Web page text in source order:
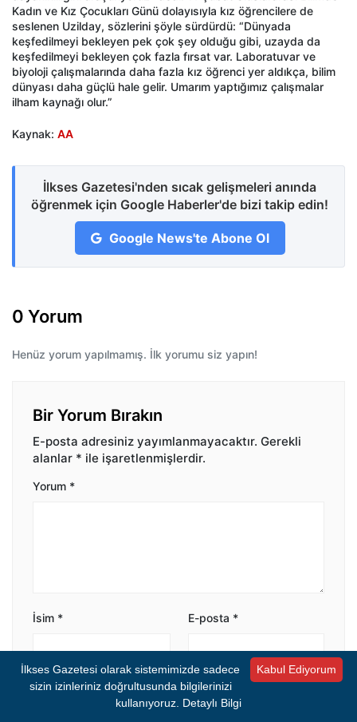
Kadın ve Kız Çocukları Günü dolayısıyla kız öğrencilere de
seslenen Uzilday, sözlerini şöyle sürdürdü: “Dünyada
keşfedilmeyi bekleyen pek çok şey olduğu gibi, uzayda da
keşfedilmeyi bekleyen çok fazla fırsat var. Laboratuvar ve
biyoloji çalışmalarında daha fazla kız öğrenci yer aldıkça, bilim
dünyası daha güçlü hale gelir. Umarım yaptığımız çalışmalar
ilham kaynağı olur.”
Kaynak: AA
İlkses Gazetesi'nden sıcak gelişmeleri anında
öğrenmek için Google Haberler'de bizi takip edin!
Google News'te Abone Ol
0 Yorum
Henüz yorum yapılmamış. İlk yorumu siz yapın!
Bir Yorum Bırakın
E-posta adresiniz yayımlanmayacaktır. Gerekli
alanlar * ile işaretlenmişlerdir.
Yorum *
İsim * E-posta *
Bir dahaki sefere yorum yaptığımda kullanılmak
üzere adımı ve e-posta adresimi bu tarayıcıya
Kabul Ediyorum
İlkses Gazetesi olarak sistemimizde sadece
sizin izinleriniz doğrultusunda bilgilerinizi
kullanıyoruz. Detaylı Bilgi